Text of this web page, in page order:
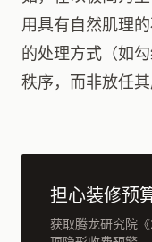
用具有自然肌理
的处理方式（如
秩序，而非放任其
担心装修预
获取腾龙研究院